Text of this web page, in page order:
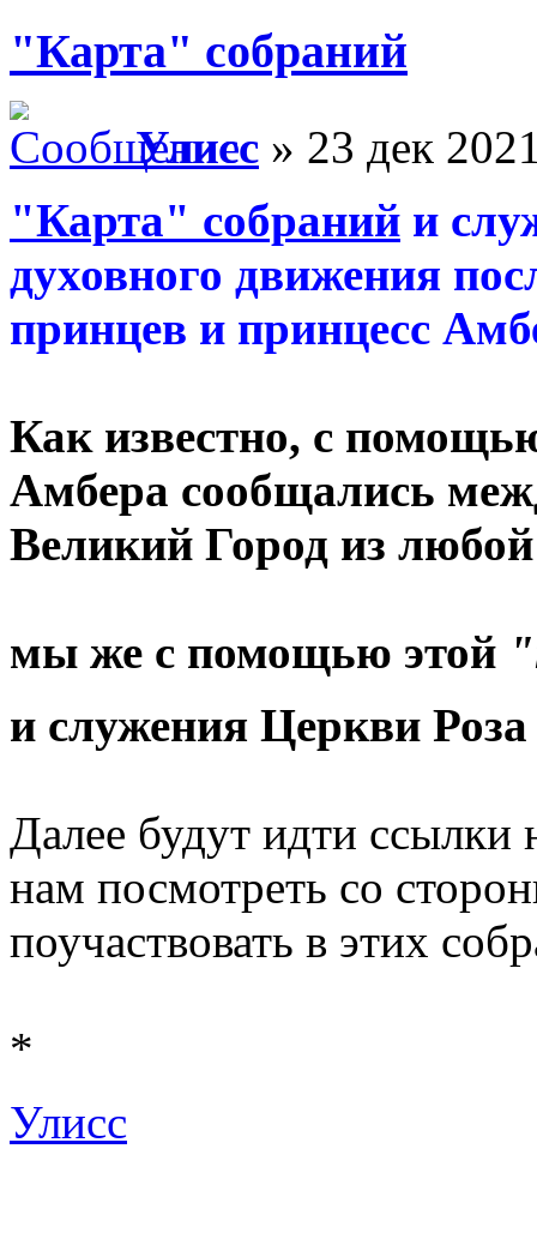
"Карта" собраний
Улисс » 23 дек
"Карта" собраний и
духовного движения
принцев и принцесс
Как известно, с
Амбера сообщались
Великий Город из
мы же с помощью этой
и служения Церкви
Далее будут идти ссылки
нам посмотреть со
поучаствовать в этих
*
Улисс